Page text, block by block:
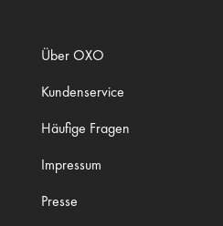
Über OXO
Kundenservice
Häufige Fragen
Impressum
Presse